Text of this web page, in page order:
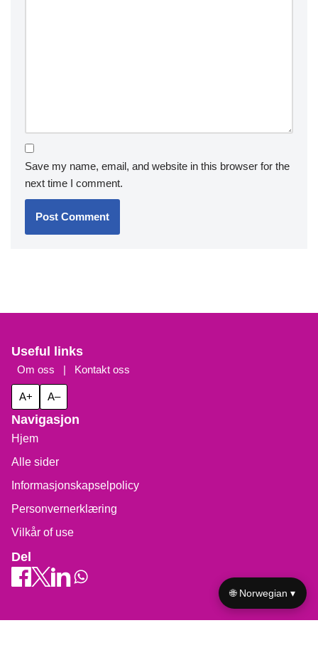
Save my name, email, and website in this browser for the
next time I comment.
Useful links
Om oss | Kontakt oss
A+ A–
Navigasjon
Hjem
Alle sider
Informasjonskapselpolicy
Personvernerklæring
Vilkår of use
Del
🌐 Norwegian ▾